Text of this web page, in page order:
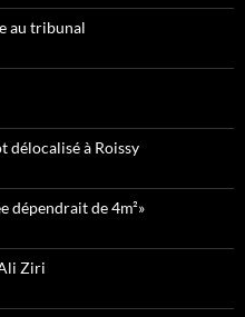
au tribunal
délocalisé à Roissy
dépendrait de 4m²»
Ziri